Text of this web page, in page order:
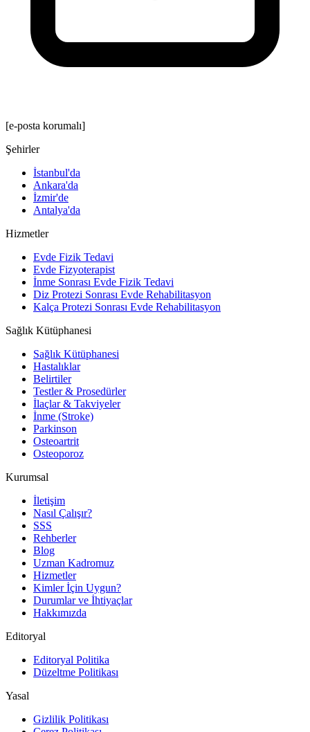
[e-posta korumalı]
Şehirler
İstanbul'da
Ankara'da
İzmir'de
Antalya'da
Hizmetler
Evde Fizik Tedavi
Evde Fizyoterapist
İnme Sonrası Evde Fizik Tedavi
Diz Protezi Sonrası Evde Rehabilitasyon
Kalça Protezi Sonrası Evde Rehabilitasyon
Sağlık Kütüphanesi
Sağlık Kütüphanesi
Hastalıklar
Belirtiler
Testler & Prosedürler
İlaçlar & Takviyeler
İnme (Stroke)
Parkinson
Osteoartrit
Osteoporoz
Kurumsal
İletişim
Nasıl Çalışır?
SSS
Rehberler
Blog
Uzman Kadromuz
Hizmetler
Kimler İçin Uygun?
Durumlar ve İhtiyaçlar
Hakkımızda
Editoryal
Editoryal Politika
Düzeltme Politikası
Yasal
Gizlilik Politikası